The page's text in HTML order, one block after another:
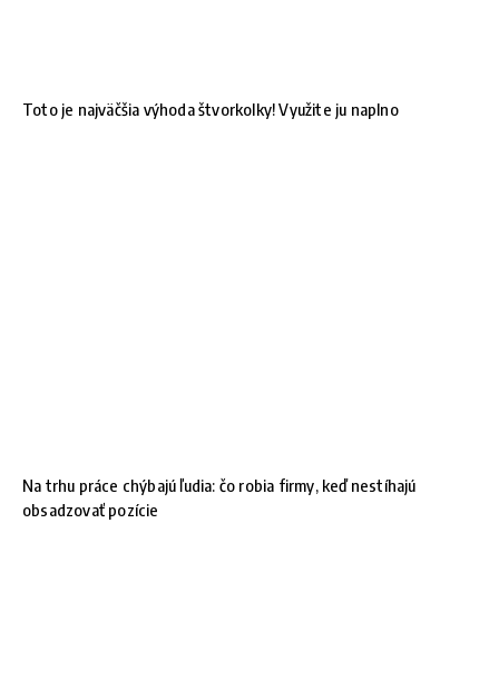
Toto je najväčšia výhoda štvorkolky! Využite ju naplno
Na trhu práce chýbajú ľudia: čo robia firmy, keď nestíhajú
obsadzovať pozície